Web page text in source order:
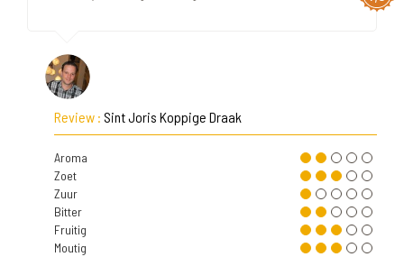
Review : Sint Joris Koppige Draak
Aroma
Zoet
Zuur
Bitter
Fruitig
Moutig